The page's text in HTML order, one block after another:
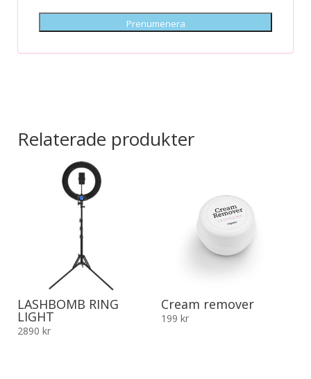
Prenumenera
Relaterade produkter
LASHBOMB RING
LIGHT
2890 kr
Cream remover
199 kr